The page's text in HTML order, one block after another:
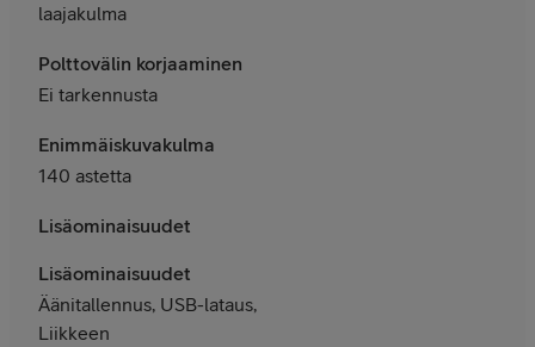
laajakulma
Polttovälin korjaaminen
Ei tarkennusta
Enimmäiskuvakulma
140 astetta
Lisäominaisuudet
Lisäominaisuudet
Äänitallennus, USB-lataus,
Liikkeen